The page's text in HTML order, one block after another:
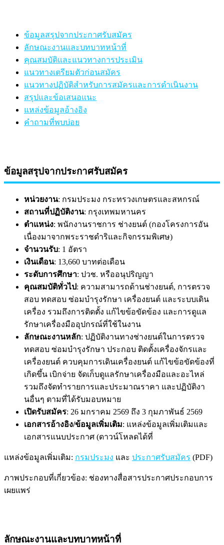
ข้อมูลสรุปจากประกาศรับสมัคร
ลักษณะงานและบทบาทหน้าที่
คุณสมบัติและแนวทางการประเมิน
แนวทางเตรียมตัวก่อนสมัคร
แนวทางปฏิบัติสำหรับการสมัครและการดำเนินงาน
สรุปและข้อเสนอแนะ
แหล่งข้อมูลอ้างอิง
คำถามที่พบบ่อย
ข้อมูลสรุปจากประกาศรับสมัคร
หน่วยงาน: กรมประมง กระทรวงเกษตรและสหกรณ์
สถานที่ปฏิบัติงาน: กรุงเทพมหานคร
ตำแหน่ง: พนักงานราชการ ช่างยนต์ (กองโครงการอัน
เนื่องมาจากพระราชดำริและกิจกรรมพิเศษ)
จำนวนรับ: 1 อัตรา
เงินเดือน: 13,660 บาทต่อเดือน
ระดับการศึกษา: ปวช. หรืออนุปริญญา
คุณสมบัติทั่วไป: ความสามารถด้านช่างยนต์, การตรวจ
สอบ ทดสอบ ซ่อมบำรุงรักษา เครื่องยนต์ และระบบเดิน
เครื่อง รวมถึงการติดตั้ง แก้ไขข้อขัดข้อง และการดูแล
รักษาเครื่องมืออุปกรณ์ที่ใช้ในงาน
ลักษณะงานหลัก: ปฏิบัติงานทางช่างยนต์ในการตรวจ
ทดสอบ ซ่อมบำรุงรักษา ประกอบ ติดตั้งเครื่องจักรและ
เครื่องยนต์ ควบคุมการเดินเครื่องยนต์ แก้ไขข้อขัดข้องที่
เกิดขึ้น เบิกจ่าย จัดเก็บดูแลรักษาเครื่องมือและอะไหล่
รวมถึงจัดทำรายการและประมาณราคา และปฏิบัติงา
นอื่นๆ ตามที่ได้รับมอบหมาย
เปิดรับสมัคร: 26 มกราคม 2569 ถึง 3 กุมภาพันธ์ 2569
เอกสารอ้างอิง/ข้อมูลเพิ่มเติม: แหล่งข้อมูลเพิ่มเติมและ
เอกสารแนบประกาศ (ดาวน์โหลดได้ที่
แหล่งข้อมูลเพิ่มเติม: กรมประมง และ ประกาศรับสมัคร (PDF)
ภาพประกอบที่เกี่ยวข้อง: ช่องทางสื่อสารประกาศประกอบการ
เผยแพร่
ลักษณะงานและบทบาทหน้าที่